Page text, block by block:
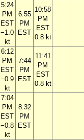
5:24
PM
EST
−1.0
kt
6:55
PM
EST
10:58
PM
EST
0.8 kt
6:12
PM
EST
−0.9
kt
7:44
PM
EST
11:41
PM
EST
0.8 kt
7:04
PM
EST
−0.8
kt
8:32
PM
EST